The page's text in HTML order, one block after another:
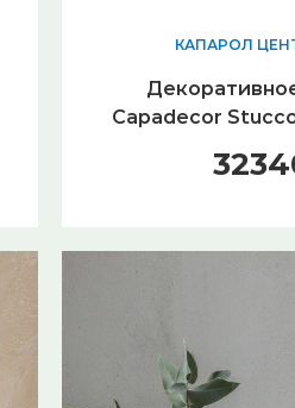
КАПАРОЛ
Capadecor